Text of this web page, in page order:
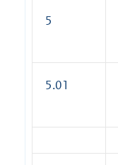
5
5.01